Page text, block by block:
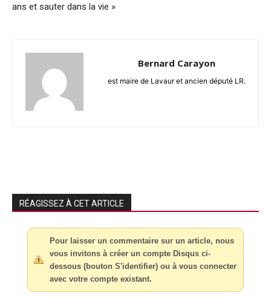
ans et sauter dans la vie »
Bernard Carayon
est maire de Lavaur et ancien député LR.
RÉAGISSEZ À CET ARTICLE
Pour laisser un commentaire sur un article, nous
vous invitons à créer un compte Disqus ci-
dessous (bouton S'identifier) ou à vous connecter
avec votre compte existant.